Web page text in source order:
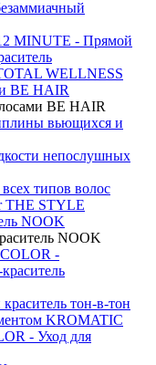
MINUTE - Прямой
WELLNESS
BE HAIR
BE HAIR
вьющихся и
непослушных
типов волос
THE STYLE
NOOK
NOOK
-
тон-в-тон
KROMATIC
- Уход для